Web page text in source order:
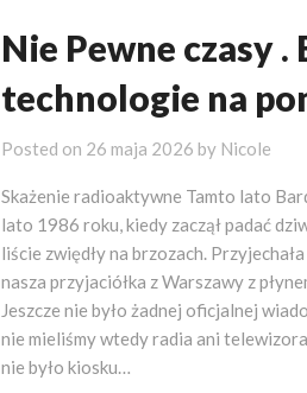
Nie Pewne czasy .
technologie na
Posted on 26 maja 2026 by Nicole
Skażenie radioaktywne Tamto lato
lato 1986 roku, kiedy zaczął padać
liście zwiędły na brzozach.
nasza przyjaciółka z Warszawy z
Jeszcze nie było żadnej oficjalnej
nie mieliśmy wtedy radia ani
nie było kiosku…